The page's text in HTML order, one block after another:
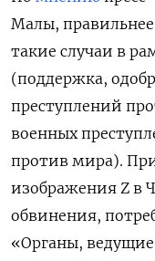
Малы, правильнее
такие случаи в
(поддержка,
преступлений
военных
против мира).
изображения Z в
обвинения,
«Органы,